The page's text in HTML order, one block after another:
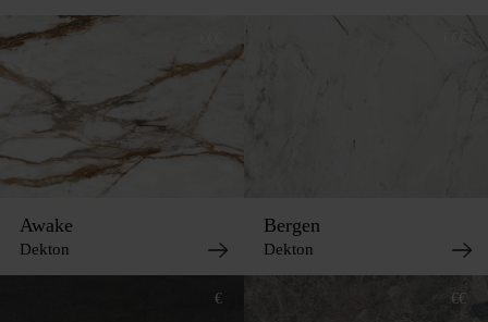
Awake
Dekton
Bergen
Dekton
€ €€